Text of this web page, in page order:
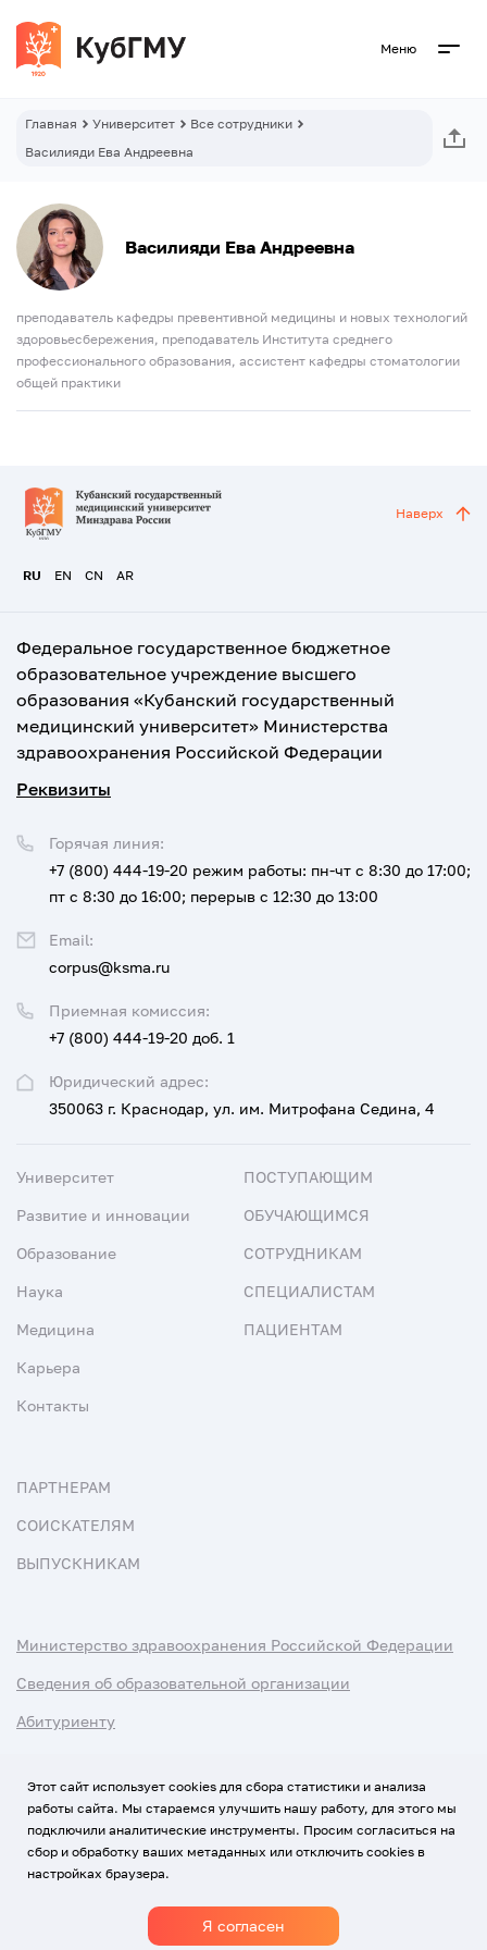
Меню
Главная Университет
Все сотрудники
Василияди Ева Андреевна
Василияди Ева Андреевна
преподаватель кафедры превентивной медицины и новых технологий
здоровьесбережения, преподаватель Института среднего
профессионального образования, ассистент кафедры стоматологии
общей практики
RU EN CN AR
Наверх
Федеральное государственное бюджетное
образовательное учреждение высшего
образования «Кубанский государственный
медицинский университет» Министерства
здравоохранения Российской Федерации
Реквизиты
Юридический адрес:
350063 г. Краснодар, ул. им. Митрофана Седина, 4
Приемная комиссия:
+7 (800) 444-19-20 доб. 1
Горячая линия:
+7 (800) 444-19-20 режим работы: пн-чт с 8:30 до 17:00;
пт с 8:30 до 16:00; перерыв с 12:30 до 13:00
Email:
corpus@ksma.ru
Университет
Развитие и инновации
Образование
Наука
Медицина
Карьера
Контакты
ПОСТУПАЮЩИМ
ОБУЧАЮЩИМСЯ
СОТРУДНИКАМ
СПЕЦИАЛИСТАМ
ПАЦИЕНТАМ
ПАРТНЕРАМ
СОИСКАТЕЛЯМ
ВЫПУСКНИКАМ
Министерство здравоохранения Российской Федерации
Сведения об образовательной организации
Абитуриенту
Использование Cookies
Политика обработки персональных данных
© Все права защищены
Этот сайт использует cookies для сбора статистики и анализа
работы сайта. Мы стараемся улучшить нашу работу, для этого мы
подключили аналитические инструменты. Просим согласиться на
сбор и обработку ваших метаданных или отключить cookies в
настройках браузера.
Я согласен